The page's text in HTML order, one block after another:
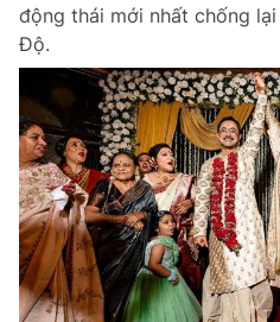
động thái mới nhất chống
Độ.